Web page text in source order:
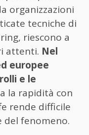
organizzazioni
tecniche di
riescono a
attenti. Nel
europee
e le
la rapidità con
rende difficile
del fenomeno.